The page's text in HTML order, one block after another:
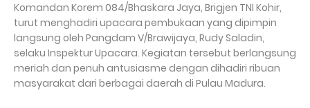
Komandan Korem 084/Bhaskara Jaya, Brigjen TNI Kohir,
turut menghadiri upacara pembukaan yang dipimpin
langsung oleh Pangdam V/Brawijaya, Rudy Saladin,
selaku Inspektur Upacara. Kegiatan tersebut berlangsung
meriah dan penuh antusiasme dengan dihadiri ribuan
masyarakat dari berbagai daerah di Pulau Madura.